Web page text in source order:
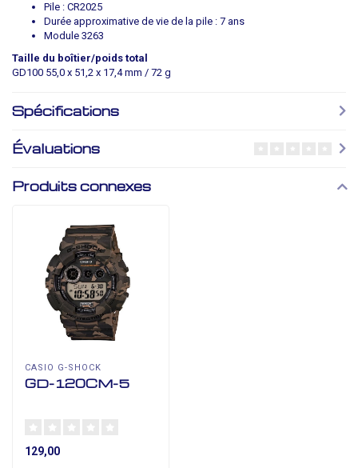
Pile : CR2025
Durée approximative de vie de la pile : 7 ans
Module 3263
Taille du boîtier/poids total
GD100 55,0 x 51,2 x 17,4 mm / 72 g
Spécifications
Évaluations
Produits connexes
CASIO G-SHOCK
GD-120CM-5
129,00